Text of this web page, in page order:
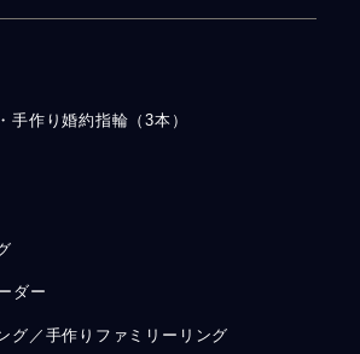
手作り婚約指輪（3本）
ダー
グ／手作りファミリーリング